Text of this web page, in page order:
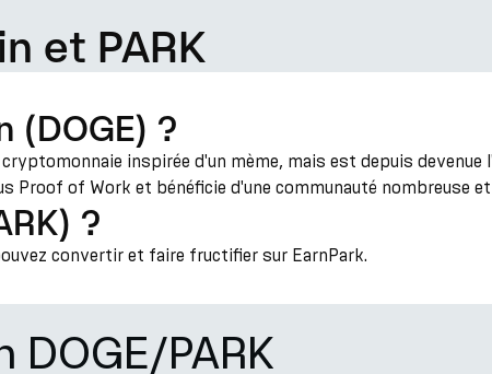
et PARK
(DOGE) ?
cryptomonnaie inspirée d'un mème, mais est depuis
Proof of Work et bénéficie d'une communauté nombreuse
?
convertir et faire fructifier sur EarnPark.
DOGE/PARK